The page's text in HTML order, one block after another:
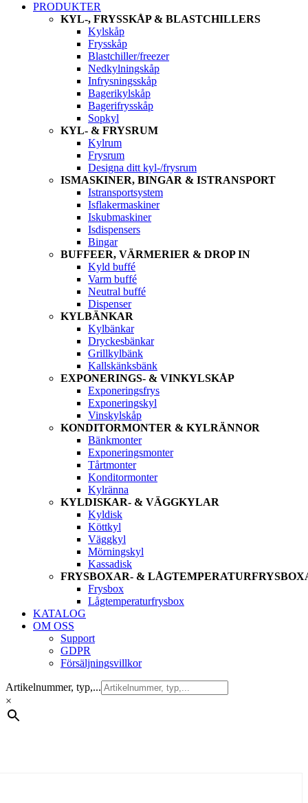
PRODUKTER
KYL-, FRYSSKÅP & BLASTCHILLERS
Kylskåp
Frysskåp
Blastchiller/freezer
Nedkylningskåp
Infrysningsskåp
Bagerikylskåp
Bagerifrysskåp
Sopkyl
KYL- & FRYSRUM
Kylrum
Frysrum
Designa ditt kyl-/frysrum
ISMASKINER, BINGAR & ISTRANSPORT
Istransportsystem
Isflakermaskiner
Iskubmaskiner
Isdispensers
Bingar
BUFFEER, VÄRMERIER & DROP IN
Kyld buffé
Varm buffé
Neutral buffé
Dispenser
KYLBÄNKAR
Kylbänkar
Dryckesbänkar
Grillkylbänk
Kallskänksbänk
EXPONERINGS- & VINKYLSKÅP
Exponeringsfrys
Exponeringskyl
Vinskylskåp
KONDITORMONTER & KYLRÄNNOR
Bänkmonter
Exponeringsmonter
Tårtmonter
Konditormonter
Kylränna
KYLDISKAR- & VÄGGKYLAR
Kyldisk
Köttkyl
Väggkyl
Mörningskyl
Kassadisk
FRYSBOXAR- &
Frysbox
Lågtemperaturfrysbox
KATALOG
OM OSS
Support
GDPR
Försäljningsvillkor
Artikelnummer, typ,...
×